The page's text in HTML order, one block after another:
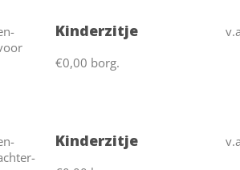
Kinderzitje
€0,00 borg.
Kinderzitje